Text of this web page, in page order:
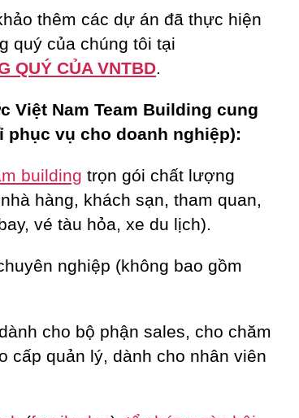
thêm các dự án đã thực hiện
quý của chúng tôi tại
QUÝ CỦA VNTBD
Việt Nam Team Building cung
vụ cho doanh nghiệp):
building trọn gói chất lượng
, nhà hàng, khách sạn, tham quan,
vé tàu hỏa, xe du lịch).
nghiệp (không bao gồm
cho bộ phận sales, cho chăm
cấp quản lý, dành cho nhân viên